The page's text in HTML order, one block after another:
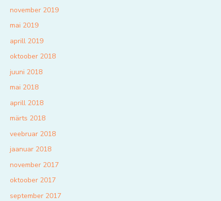
november 2019
mai 2019
aprill 2019
oktoober 2018
juuni 2018
mai 2018
aprill 2018
märts 2018
veebruar 2018
jaanuar 2018
november 2017
oktoober 2017
september 2017